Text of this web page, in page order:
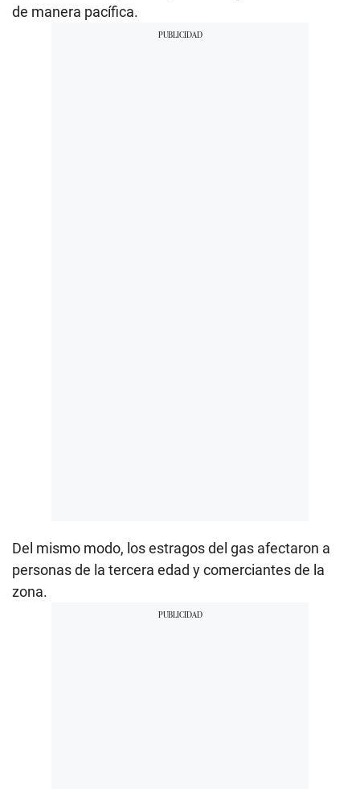
de manera pacífica.
Del mismo modo, los estragos del gas afectaron a
personas de la tercera edad y comerciantes de la
zona.